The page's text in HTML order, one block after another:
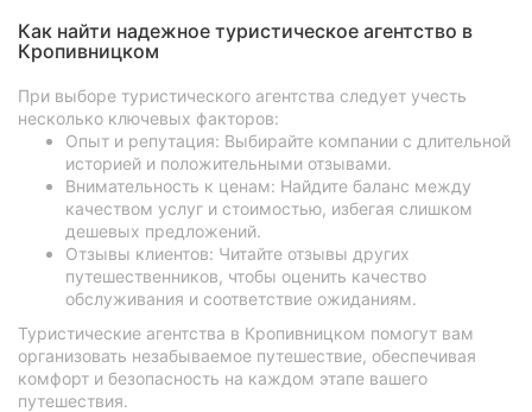
Как найти надежное туристическое агентство в
Кропивницком
При выборе туристического агентства следует учесть
несколько ключевых факторов:
Опыт и репутация: Выбирайте компании с длительной
историей и положительными отзывами.
Внимательность к ценам: Найдите баланс между
качеством услуг и стоимостью, избегая слишком
дешевых предложений.
Отзывы клиентов: Читайте отзывы других
путешественников, чтобы оценить качество
обслуживания и соответствие ожиданиям.
Туристические агентства в Кропивницком помогут вам
организовать незабываемое путешествие, обеспечивая
комфорт и безопасность на каждом этапе вашего
путешествия.